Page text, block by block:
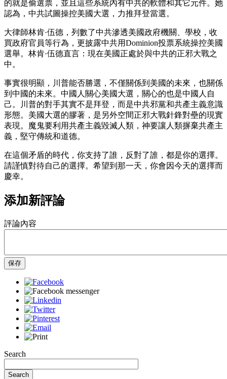
的就是偷選票，並且這些系統內有中共的軟體和其它元件。她
認為，中共試圖操控美國大選，力推拜登當選。
大律師林肯·伍德，列數了中共滲透美國政府機關、學校，收
買政府官員等行為，更披露中共用Dominion投票系統操控美國
選舉。林肯·伍德直言：現在美國正處於與中共的正邪大戰之
中。
事實很明顯，川普能否勝選，不僅關係到美國的未來，也關係
到中國的未來。中國人關心美國大選，關心的也是中國人自
己。川普的對手其實不是拜登，而是中共邪黨和共產主義意識
形態。美國大選的膠著，是另外空間正邪大戰針鋒對壘的現實
表現。魔鬼要利用共產主義毀滅人類，神要讓人類摒棄共產主
義，堅守傳統和道德。
在這個矛盾的時代，你支持了誰，反對了誰，都是你的選擇。
請謹慎對待自己的選擇。希望到那一天，你會因今天的選擇而
慶幸。
添加新評論
評論內容
保存
Search
Search